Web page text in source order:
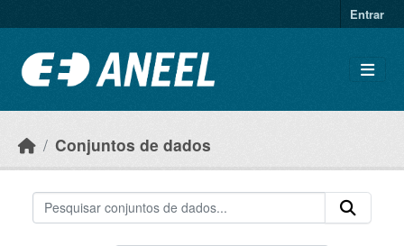
Entrar
Conjuntos de dados